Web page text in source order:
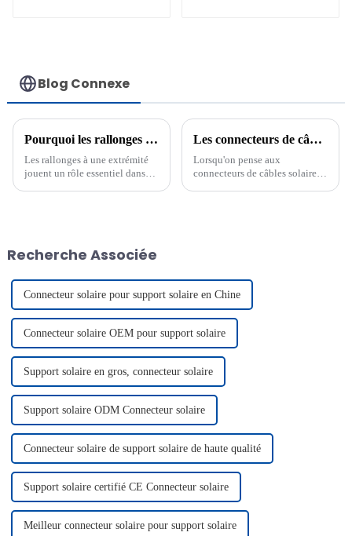
Blog Connexe
Pourquoi les rallonges à extrémité unique sont essentielles pour les systèmes solaires photovoltaïques
Les rallonges à une extrémité
jouent un rôle essentiel dans
sécurité. Ces câbles, comme le
Les connecteurs de câbles solaires sont-ils vraiment étanches ?
Lorsqu'on pense aux
connecteurs de câbles solaires,
solaires…
Recherche Associée
Connecteur solaire pour support solaire en Chine
Connecteur solaire OEM pour support solaire
Support solaire en gros, connecteur solaire
Support solaire ODM Connecteur solaire
Connecteur solaire de support solaire de haute qualité
Support solaire certifié CE Connecteur solaire
Meilleur connecteur solaire pour support solaire